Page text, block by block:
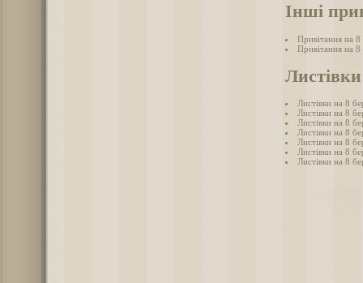
Інші
Привітання на 8
Привітання на 8
Листівки на 8
Листівки на 8
Листівки на 8
Листівки на 8
Листівки на 8
Листівки на 8
Листівки на 8